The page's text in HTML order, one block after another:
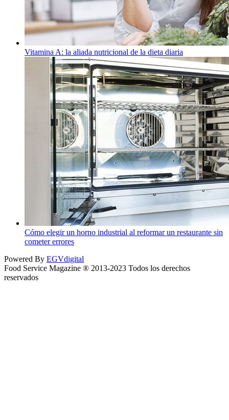
Vitamina A: la aliada nutricional de la dieta diaria
Cómo elegir un horno industrial al reformar un restaurante sin
cometer errores
Powered By EGVdigital
Food Service Magazine ® 2013-2023 Todos los derechos
reservados